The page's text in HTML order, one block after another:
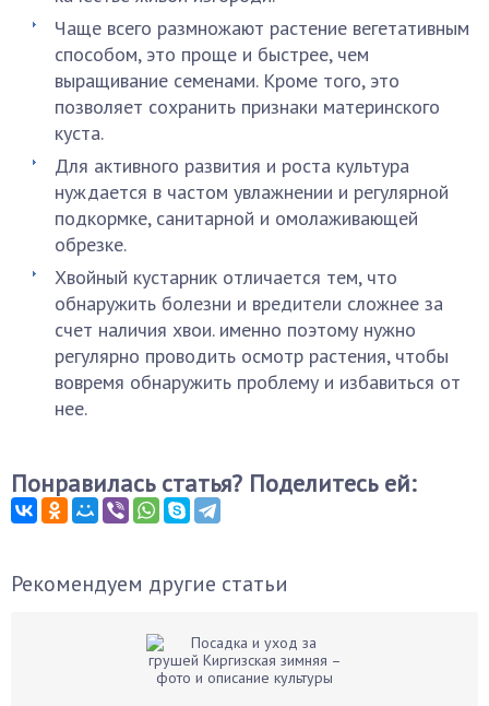
Чаще всего размножают растение вегетативным
способом, это проще и быстрее, чем
выращивание семенами. Кроме того, это
позволяет сохранить признаки материнского
куста.
Для активного развития и роста культура
нуждается в частом увлажнении и регулярной
подкормке, санитарной и омолаживающей
обрезке.
Хвойный кустарник отличается тем, что
обнаружить болезни и вредители сложнее за
счет наличия хвои. именно поэтому нужно
регулярно проводить осмотр растения, чтобы
вовремя обнаружить проблему и избавиться от
нее.
Понравилась статья? Поделитесь ей:
Рекомендуем другие статьи